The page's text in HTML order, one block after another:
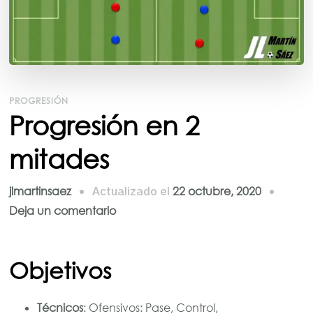
PROGRESIÓN
Progresión en 2
mitades
jlmartinsaez Actualizado el22 octubre, 2020
Deja un comentarioen
Objetivos
Técnicos: Ofensivos: Pase, Control,